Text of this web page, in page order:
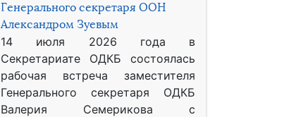
Генерального секретаря ООН
Александром Зуевым
14 июля 2026 года в
Секретариате ОДКБ состоялась
рабочая встреча заместителя
Генерального секретаря ОДКБ
Валерия Семерикова с